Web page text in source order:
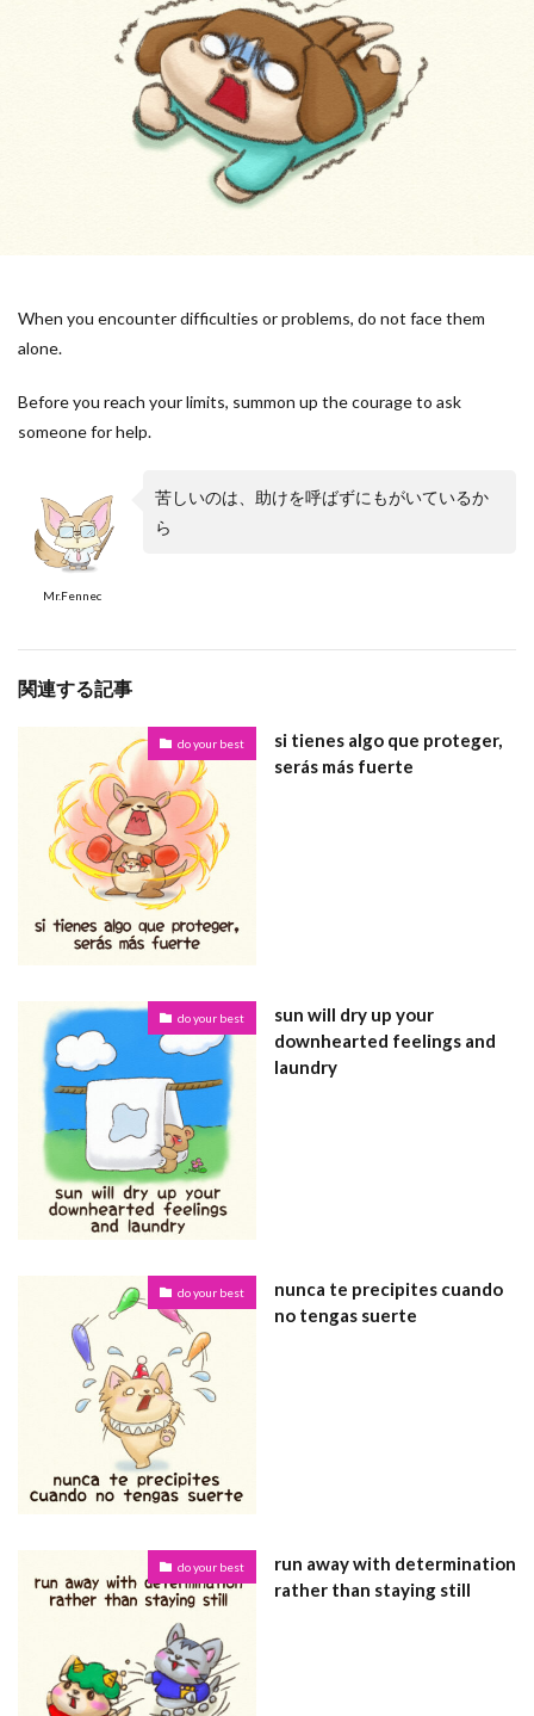
When you encounter difficulties or problems, do not face them
alone.
Before you reach your limits, summon up the courage to ask
someone for help.
Mr.Fennec
苦しいのは、助けを呼ばずにもがいているか
ら
関連する記事
do your best
si tienes algo que proteger,
serás más fuerte
do your best
sun will dry up your
downhearted feelings and
laundry
do your best
nunca te precipites cuando
no tengas suerte
do your best
run away with determination
rather than staying still